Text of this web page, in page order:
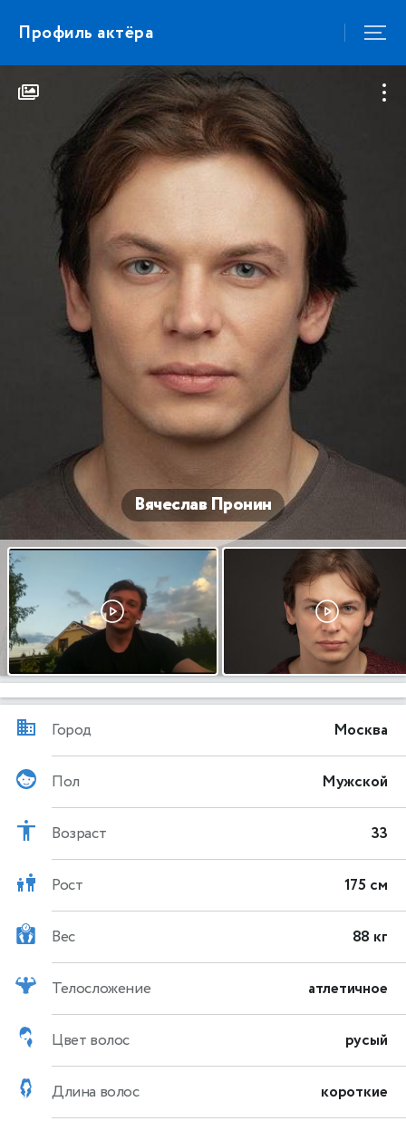
Профиль актёра
Вячеслав Пронин
Город Москва
Пол Мужской
Возраст 33
Рост 175 см
Вес 88 кг
Телосложение атлетичное
Цвет волос русый
Длина волос короткие